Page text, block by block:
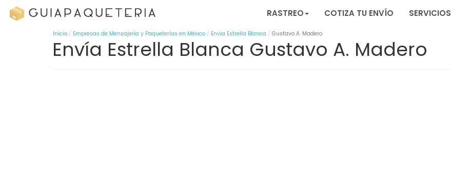
RASTREO COTIZA TU ENVÍO SERVICIOS
Inicio Empresas de Mensajería y Paqueterías en México Envía Estrella Blanca Gustavo A. Madero
Envía Estrella Blanca Gustavo A. Madero